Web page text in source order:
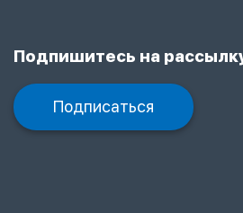
Подпишитесь на
Подписаться